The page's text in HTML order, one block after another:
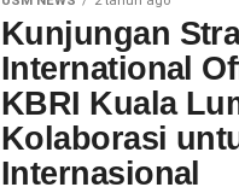
Kunjungan
International
KBRI Kuala
Kolaborasi
Internasional